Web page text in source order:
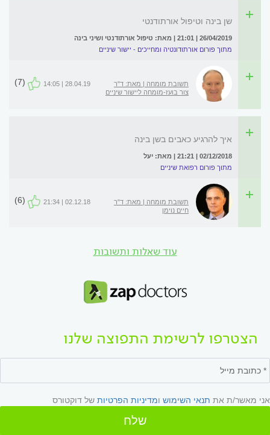
שן בינה וטיפול אורתודנטי
26/04/2019 | 21:01 | מאת: טיפול אורתודנטי ושיני בינה
מתוך פורום אורתודונטיה ומחייכים - יישור שיניים
תשובת מומחה | מאת: ד"ר
צור בועז-מומחה ליישור שיניים
28.04.19 | 14:05
(7)
איך להרגיע כאבים בשן בינה
02/12/2018 | 21:21 | מאת: יעל
מתוך פורום רפואת שיניים
תשובת מומחה | מאת: ד"ר
חיים נוימן
02.12.18 | 21:34
(6)
עוד שאלות ותשובות
הצטרפו לרשימת התפוצה שלנו
אני מאשר/ת את תנאי השימוש ומדיניות הפרטיות של דוקטורס
שלח